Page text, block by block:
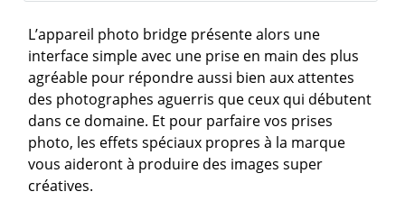
L’appareil photo bridge présente alors une
interface simple avec une prise en main des plus
agréable pour répondre aussi bien aux attentes
des photographes aguerris que ceux qui débutent
dans ce domaine. Et pour parfaire vos prises
photo, les effets spéciaux propres à la marque
vous aideront à produire des images super
créatives.